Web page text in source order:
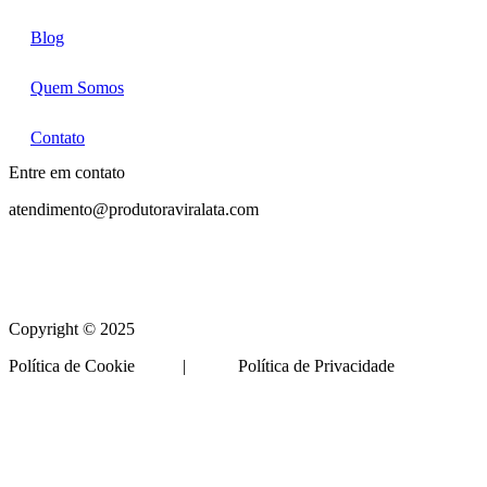
Blog
Quem Somos
Contato
Entre em contato
atendimento@produtoraviralata.com
Copyright © 2025
Política de Cookie | Política de Privacidade